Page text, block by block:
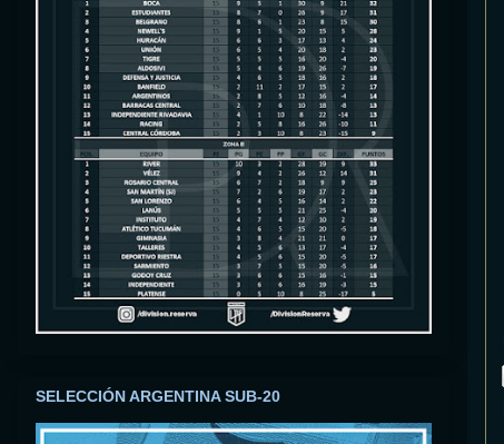
SELECCIÓN ARGENTINA SUB-20